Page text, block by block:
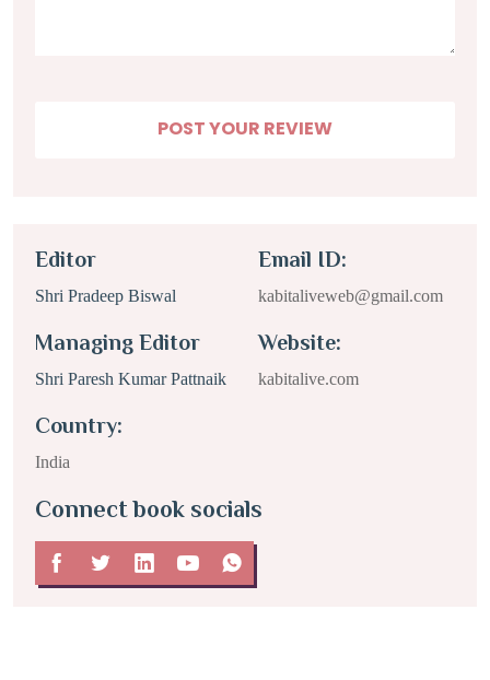
Editor
Shri Pradeep Biswal
Email ID:
kabitaliveweb@gmail.com
Managing Editor
Shri Paresh Kumar Pattnaik
Website:
kabitalive.com
Country:
India
Connect book socials